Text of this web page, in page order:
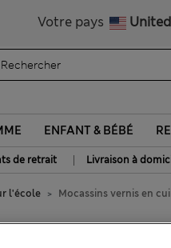
Votre pays
ENFANT & BÉBÉ
de retrait | Livraison à
l'école Mocassins vernis en